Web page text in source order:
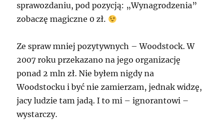
sprawozdaniu, pod pozycją: „Wynagrodzenia”
zobaczę magiczne 0 zł.
Ze spraw mniej pozytywnych – Woodstock. W
2007 roku przekazano na jego organizację
ponad 2 mln zł. Nie byłem nigdy na
Woodstocku i być nie zamierzam, jednak widzę,
jacy ludzie tam jadą. I to mi – ignorantowi –
wystarczy.